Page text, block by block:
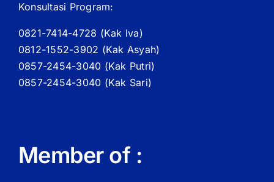
Konsultasi Program:
0821-7414-4728 (Kak Iva)
0812-1552-3902 (Kak Asyah)
0857-2454-3040 (Kak Putri)
0857-2454-3040 (Kak Sari)
Member of :